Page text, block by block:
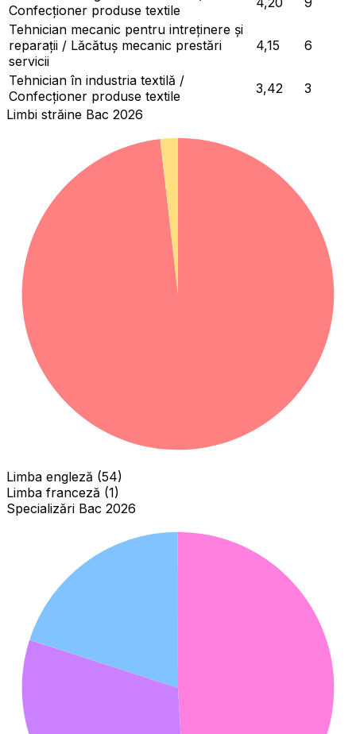
Confecționer produse textile
Tehnician mecanic pentru intreținere și
reparații / Lăcătuș mecanic prestări
servicii
4,15 6
Tehnician în industria textilă /
Confecționer produse textile
3,42
3
Limbi străine Bac 2026
Limba engleză (54)
Limba franceză (1)
Specializări Bac 2026